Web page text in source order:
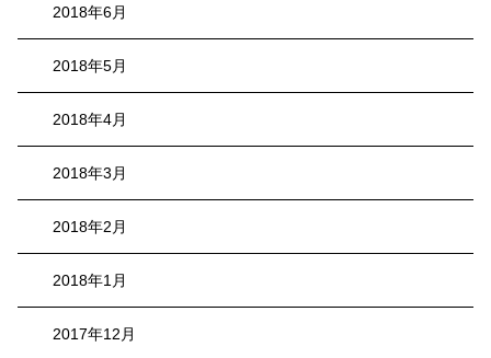
2018年6月
2018年5月
2018年4月
2018年3月
2018年2月
2018年1月
2017年12月